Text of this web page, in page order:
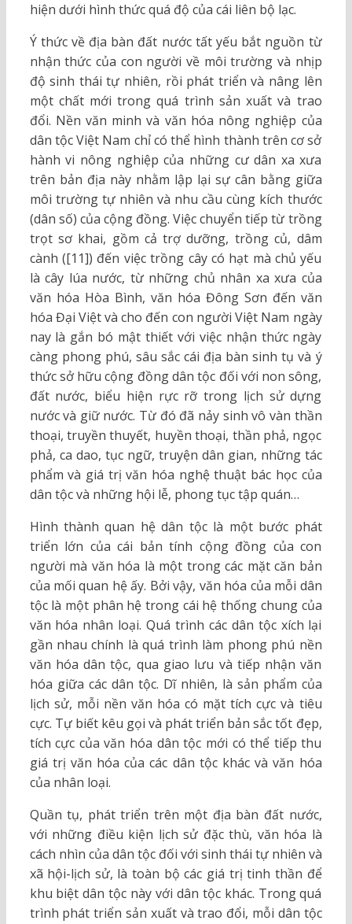
hiện dưới hình thức quá độ của cái liên bộ lạc.
Ý thức về địa bàn đất nước tất yếu bắt nguồn từ
nhận thức của con người về môi trường và nhịp
độ sinh thái tự nhiên, rồi phát triển và nâng lên
một chất mới trong quá trình sản xuất và trao
đổi. Nền văn minh và văn hóa nông nghiệp của
dân tộc Việt Nam chỉ có thể hình thành trên cơ sở
hành vi nông nghiệp của những cư dân xa xưa
trên bản địa này nhằm lập lại sự cân bằng giữa
môi trường tự nhiên và nhu cầu cùng kích thước
(dân số) của cộng đồng. Việc chuyển tiếp từ trồng
trọt sơ khai, gồm cả trợ dưỡng, trồng củ, dâm
cành ([11]) đến việc trồng cây có hạt mà chủ yếu
là cây lúa nước, từ những chủ nhân xa xưa của
văn hóa Hòa Bình, văn hóa Đông Sơn đến văn
hóa Đại Việt và cho đến con người Việt Nam ngày
nay là gắn bó mật thiết với việc nhận thức ngày
càng phong phú, sâu sắc cái địa bàn sinh tụ và ý
thức sở hữu cộng đồng dân tộc đối với non sông,
đất nước, biểu hiện rực rỡ trong lịch sử dựng
nước và giữ nước. Từ đó đã nảy sinh vô vàn thần
thoại, truyền thuyết, huyền thoại, thần phả, ngọc
phả, ca dao, tục ngữ, truyện dân gian, những tác
phẩm và giá trị văn hóa nghệ thuật bác học của
dân tộc và những hội lễ, phong tục tập quán…
Hình thành quan hệ dân tộc là một bước phát
triển lớn của cái bản tính cộng đồng của con
người mà văn hóa là một trong các mặt căn bản
của mối quan hệ ấy. Bởi vậy, văn hóa của mỗi dân
tộc là một phân hệ trong cái hệ thống chung của
văn hóa nhân loại. Quá trình các dân tộc xích lại
gần nhau chính là quá trình làm phong phú nền
văn hóa dân tộc, qua giao lưu và tiếp nhận văn
hóa giữa các dân tộc. Dĩ nhiên, là sản phẩm của
lịch sử, mỗi nền văn hóa có mặt tích cực và tiêu
cực. Tự biết kêu gọi và phát triển bản sắc tốt đẹp,
tích cực của văn hóa dân tộc mới có thể tiếp thu
giá trị văn hóa của các dân tộc khác và văn hóa
của nhân loại.
Quần tụ, phát triển trên một địa bàn đất nước,
với những điều kiện lịch sử đặc thù, văn hóa là
cách nhìn của dân tộc đối với sinh thái tự nhiên và
xã hội-lịch sử, là toàn bộ các giá trị tinh thần để
khu biệt dân tộc này với dân tộc khác. Trong quá
trình phát triển sản xuất và trao đổi, mỗi dân tộc